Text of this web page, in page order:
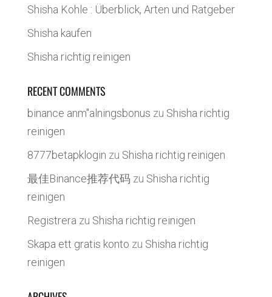
Shisha Kohle : Überblick, Arten und Ratgeber
Shisha kaufen
Shisha richtig reinigen
RECENT COMMENTS
binance anm"alningsbonus zu Shisha richtig
reinigen
8777betapklogin zu Shisha richtig reinigen
最佳Binance推荐代码 zu Shisha richtig
reinigen
Registrera zu Shisha richtig reinigen
Skapa ett gratis konto zu Shisha richtig
reinigen